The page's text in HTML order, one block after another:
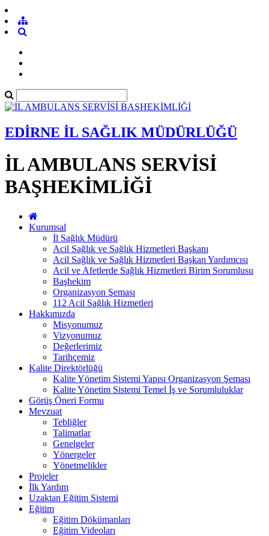
EDİRNE İL SAĞLIK MÜDÜRLÜĞÜ
İL AMBULANS SERVİSİ
BAŞHEKİMLİĞİ
Kurumsal
İl Sağlık Müdürü
Acil Sağlık ve Sağlık Hizmetleri Başkanı
Acil Sağlık ve Sağlık Hizmetleri Başkan Yardımcısı
Acil ve Afetlerde Sağlık Hizmetleri Birim Sorumlusu
Başhekim
Organizasyon Şeması
112 Acil Sağlık Hizmetleri
Hakkımızda
Misyonumuz
Vizyonumuz
Değerlerimiz
Tarihçemiz
Kalite Direktörlüğü
Kalite Yönetim Sistemi Yapısı Organizasyon Şeması
Kalite Yönetim Sistemi Temel İş ve Sorumluluklar
Görüş Öneri Formu
Mevzuat
Tebliğler
Talimatlar
Genelgeler
Yönergeler
Yönetmelikler
Projeler
İlk Yardım
Uzaktan Eğitim Sistemi
Eğitim
Eğitim Dökümanları
Eğitim Videoları